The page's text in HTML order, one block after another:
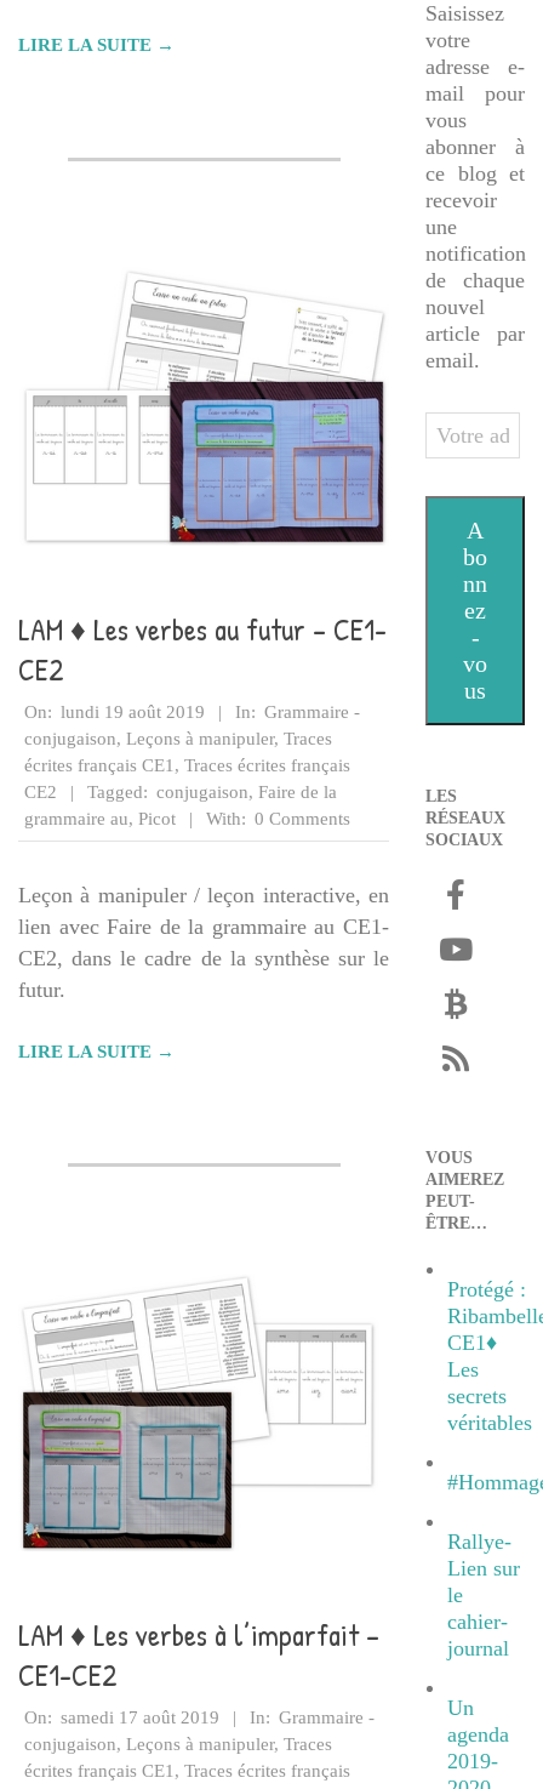
LIRE LA SUITE →
LAM ♦ Les verbes au futur – CE1-
CE2
2019-
08-
19
On: lundi 19 août 2019 In: Grammaire -
conjugaison, Leçons à manipuler, Traces
écrites français CE1 , Traces écrites français
CE2
Tagged: conjugaison, Faire de la
grammaire au, Picot With: 0 Comments
Leçon à manipuler / leçon interactive, en
lien avec Faire de la grammaire au CE1-
CE2, dans le cadre de la synthèse sur le
futur.
LIRE LA SUITE →
LAM ♦ Les verbes à l’imparfait –
CE1-CE2
2019-
08-
17
On: samedi 17 août 2019 In: Grammaire -
conjugaison, Leçons à manipuler, Traces
écrites français CE1, Traces écrites français
Saisissez
votre
adresse e-
mail pour
vous
abonner à
ce blog et
recevoir
une
notification
de chaque
nouvel
article par
email.
Votre
adresse
A
bo
nn
ez
-
vo
us
LES
RÉSEAUX
SOCIAUX
VOUS
AIMEREZ
PEUT-
ÊTRE…
Protégé :
CE1♦
Les
secrets
véritables
Rallye-
Lien sur
le
cahier-
journal
Un
agenda
2019-